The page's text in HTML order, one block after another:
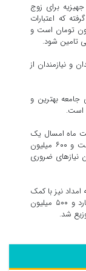
برای سال جاری ۸۰۰ مورد جهیزیه برای زوج
که اعتبارات
این بخش یک میلیارد و ۳۰۰ میلیون تومان است و
تامین شود.
و نیازمندان از
جامعه بهترین و
است.
ماه امسال یک
میلیارد و ۳۰۰ میلیون تومان به ایتام واریز شده است و ۶۰۰ میلیون
نیازهای ضروری
نیز با کمک
سپاه پاسداران و مراکز نیکوکاری و افراد خیر۲ میلیارد و ۵۰۰ میلیون
شد.